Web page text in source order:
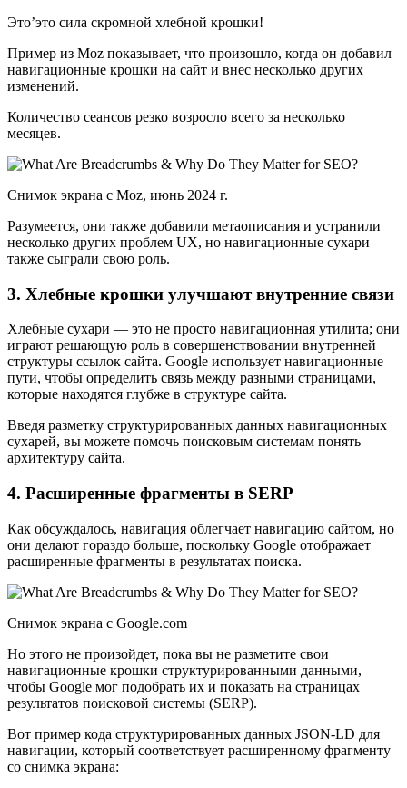
Это’это сила скромной хлебной крошки!
Пример из Moz показывает, что произошло, когда он добавил
навигационные крошки на сайт и внес несколько других
изменений.
Количество сеансов резко возросло всего за несколько
месяцев.
Снимок экрана с Moz, июнь 2024 г.
Разумеется, они также добавили метаописания и устранили
несколько других проблем UX, но навигационные сухари
также сыграли свою роль.
3. Хлебные крошки улучшают внутренние связи
Хлебные сухари — это не просто навигационная утилита; они
играют решающую роль в совершенствовании внутренней
структуры ссылок сайта. Google использует навигационные
пути, чтобы определить связь между разными страницами,
которые находятся глубже в структуре сайта.
Введя разметку структурированных данных навигационных
сухарей, вы можете помочь поисковым системам понять
архитектуру сайта.
4. Расширенные фрагменты в SERP
Как обсуждалось, навигация облегчает навигацию сайтом, но
они делают гораздо больше, поскольку Google отображает
расширенные фрагменты в результатах поиска.
Снимок экрана с Google.com
Но этого не произойдет, пока вы не разметите свои
навигационные крошки структурированными данными,
чтобы Google мог подобрать их и показать на страницах
результатов поисковой системы (SERP).
Вот пример кода структурированных данных JSON-LD для
навигации, который соответствует расширенному фрагменту
со снимка экрана: